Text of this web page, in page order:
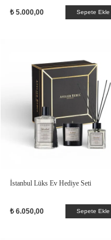
₺ 5.000,00 Sepete Ekle
İstanbul Lüks Ev Hediye Seti
₺ 6.050,00 Sepete Ekle